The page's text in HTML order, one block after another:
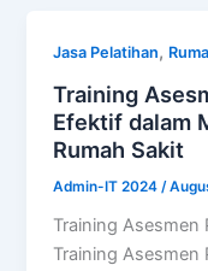
Jasa Pelatihan,
Training
Efektif dalam
Rumah Sakit
Admin-IT 2024 /
Training Asesmen
Training Asesmen